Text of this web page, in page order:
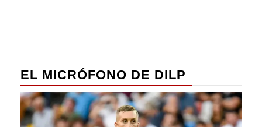
EL MICRÓFONO DE DILP